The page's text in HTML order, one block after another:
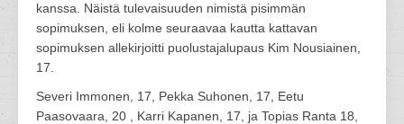
kanssa. Näistä tulevaisuuden nimistä pisimmän
sopimuksen, eli kolme seuraavaa kautta kattavan
sopimuksen allekirjoitti puolustajalupaus Kim Nousiainen,
17.
Severi Immonen, 17, Pekka Suhonen, 17, Eetu
Paasovaara, 20 , Karri Kapanen, 17, ja Topias Ranta 18,